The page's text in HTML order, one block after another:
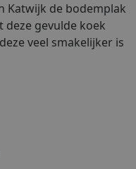
Katwijk de bodemplak
gevulde koek
veel smakelijker is